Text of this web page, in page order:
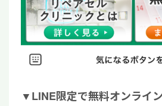
▼LINE限定で無料オンライ